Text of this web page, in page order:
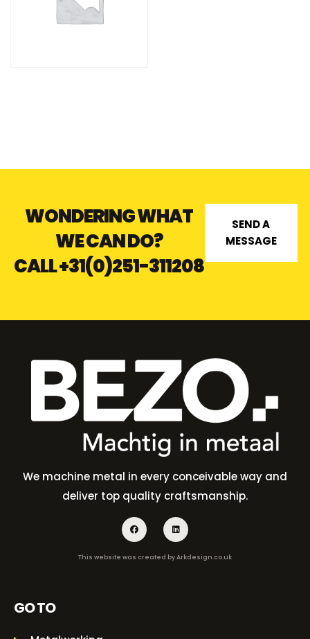
WONDERING WHAT
WE CAN DO?
CALL+31(0)251-311208
SEND A
MESSAGE
We machine metal in every conceivable way and
deliver top quality craftsmanship.
This website was created byArkdesign.co.uk
GO TO